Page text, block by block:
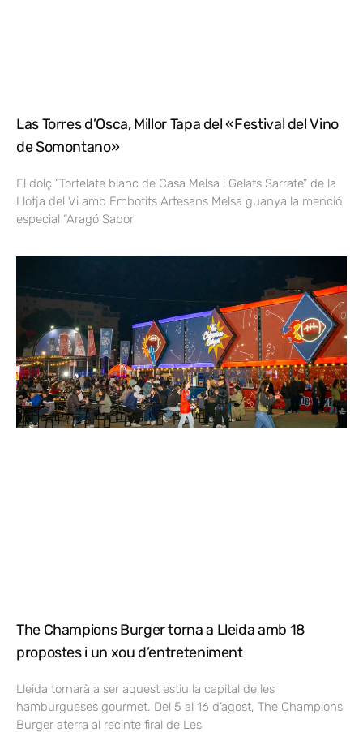
Las Torres d’Osca, Millor Tapa del «Festival del Vino
de Somontano»
El dolç “Tortelate blanc de Casa Melsa i Gelats Sarrate” de la
Llotja del Vi amb Embotits Artesans Melsa guanya la menció
especial “Aragó Sabor
The Champions Burger torna a Lleida amb 18
propostes i un xou d’entreteniment
Lleida tornarà a ser aquest estiu la capital de les
hamburgueses gourmet. Del 5 al 16 d’agost, The Champions
Burger aterra al recinte firal de Les